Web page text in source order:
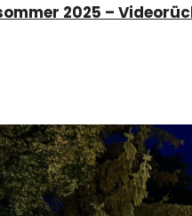
2025 –